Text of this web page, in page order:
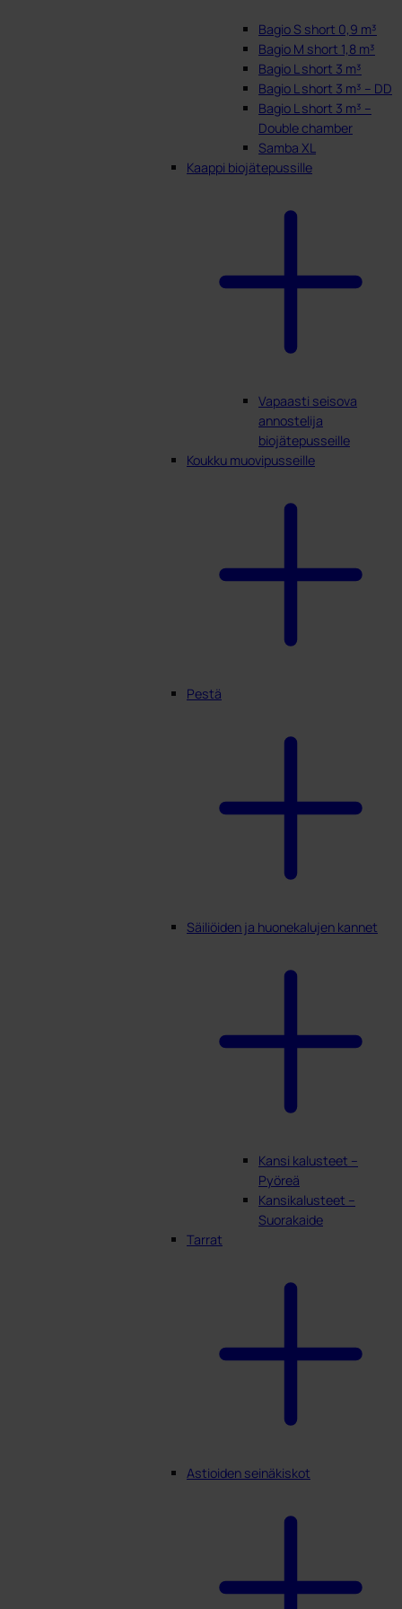
Bagio S short 0,9 m³
Bagio M short 1,8 m³
Bagio L short 3 m³
Bagio L short 3 m³ – DD
Bagio L short 3 m³ –
Double chamber
Samba XL
Kaappi biojätepussille
Vapaasti seisova
annostelija
biojätepusseille
Koukku muovipusseille
Pestä
Säiliöiden ja huonekalujen kannet
Kansi kalusteet –
Pyöreä
Kansikalusteet –
Suorakaide
Tarrat
Astioiden seinäkiskot